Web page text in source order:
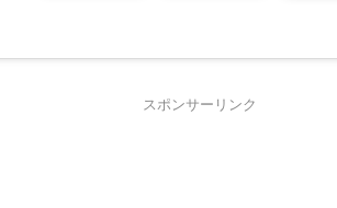
スポンサーリンク